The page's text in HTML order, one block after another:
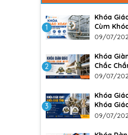
1
Khóa
Cùm
Giáo –
Trong
09/07/
2
Khóa
Chắc
Giá Tốt
09/07/
3
Khóa
Khóa
kiện
công
09/07/